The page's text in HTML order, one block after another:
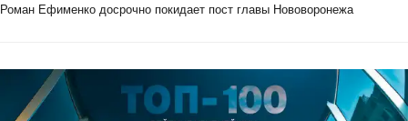
Роман Ефименко досрочно покидает пост главы Нововоронежа